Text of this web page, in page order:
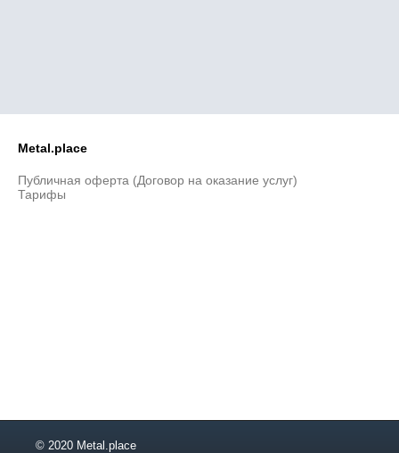
Metal.place
Публичная оферта (Договор на оказание услуг)
Тарифы
© 2020 Metal.place